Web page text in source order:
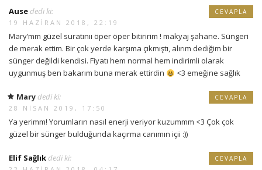
Ause dedi ki:
19 HAZIRAN 2018, 22:19
Mary’mm güzel suratınıı öper öper bitiririm ! makyaj şahane. Süngeri
de merak ettim. Bir çok yerde karşıma çıkmıştı, alırım dediğim bir
sünger değildi kendisi. Fiyatı hem normal hem indirimli olarak
uygunmuş ben bakarım buna merak ettirdin
<3 emeğine sağlık
CEVAPLA
Mary dedi ki:
28 NISAN 2019, 17:50
Ya yerimm! Yorumların nasıl enerji veriyor kuzummm <3 Çok çok
güzel bir sünger bulduğunda kaçırma canımın içii :))
CEVAPLA
Elif Sağlık dedi ki: CEVAPLA